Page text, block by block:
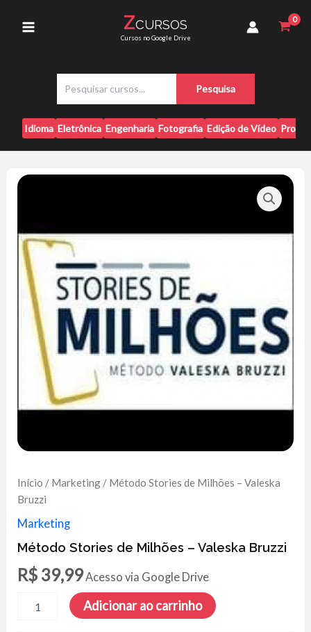
Menu
ZCURSOS
Cursos no Google Drive
s
q
u
i
a
Pesquisa
Idioma Eletrônica Engenharia Fotografia Edição de Vídeo
Início / Marketing / Método Stories de Milhões – Valeska
Bruzzi
Marketing
Método Stories de Milhões – Valeska Bruzzi
R$ 39,99Acesso via Google Drive
Stories
Adicionar ao carrinho